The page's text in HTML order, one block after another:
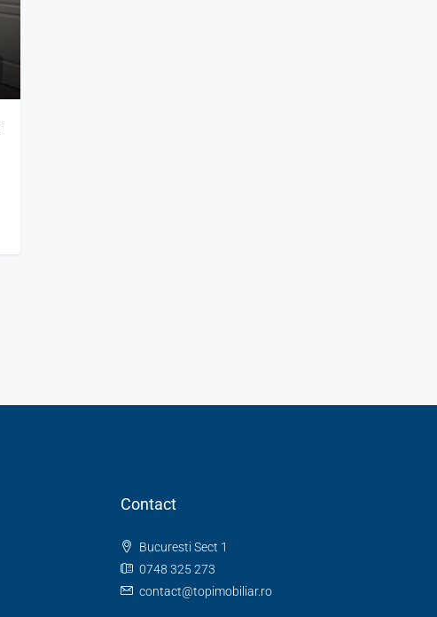
Contact
Bucuresti Sect 1
0748 325 273
contact@topimobiliar.ro